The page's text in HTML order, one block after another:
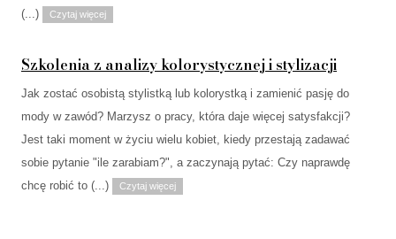
(...)
Czytaj więcej
Szkolenia z analizy kolorystycznej i stylizacji
Jak zostać osobistą stylistką lub kolorystką i zamienić pasję do
mody w zawód? Marzysz o pracy, która daje więcej satysfakcji?
Jest taki moment w życiu wielu kobiet, kiedy przestają zadawać
sobie pytanie "ile zarabiam?", a zaczynają pytać: Czy naprawdę
chcę robić to (...)
Czytaj więcej